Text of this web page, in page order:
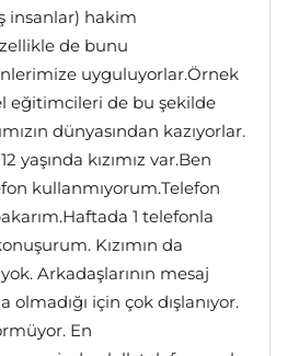
insanlar) hakim
de bunu
uyguluyorlar.Örnek
eğitimcileri de bu şekilde
dünyasından kazıyorlar.
yaşında kızımız var.Ben
kullanmıyorum.Telefon
1 telefonla
Kızımın da
Arkadaşlarının mesaj
olmadığı için çok dışlanıyor.
En